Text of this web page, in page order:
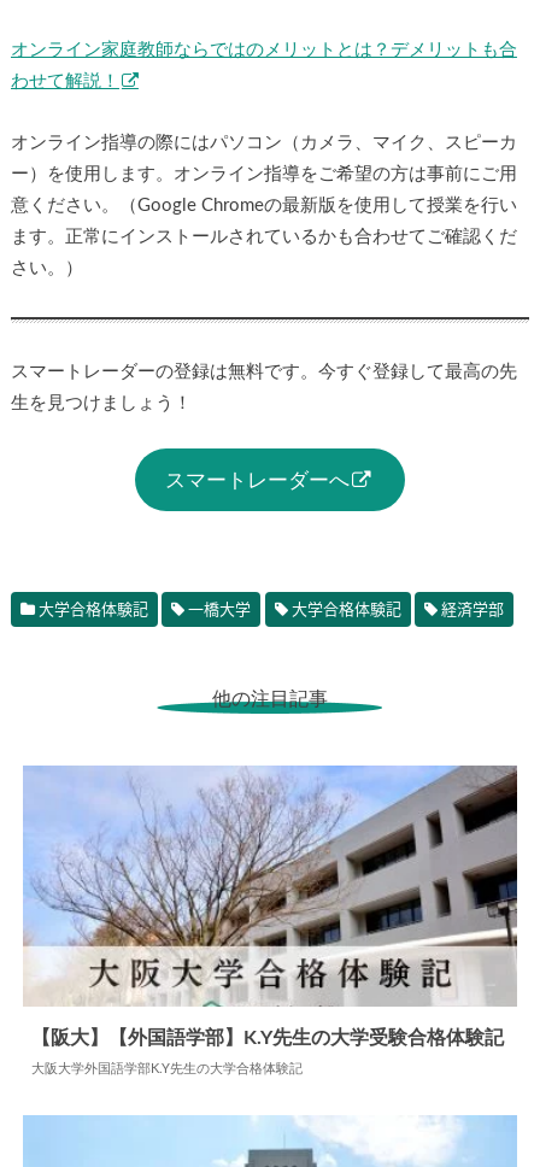
オンライン家庭教師ならではのメリットとは？デメリットも合
わせて解説！
オンライン指導の際にはパソコン（カメラ、マイク、スピーカ
ー）を使用します。オンライン指導をご希望の方は事前にご用
意ください。（Google Chromeの最新版を使用して授業を行い
ます。正常にインストールされているかも合わせてご確認くだ
さい。）
スマートレーダーの登録は無料です。今すぐ登録して最高の先
生を見つけましょう！
スマートレーダーへ
大学合格体験記 一橋大学 大学合格体験記 経済学部
他の注目記事
【阪大】【外国語学部】K.Y先生の大学受験合格体験記
大阪大学外国語学部K.Y先生の大学合格体験記